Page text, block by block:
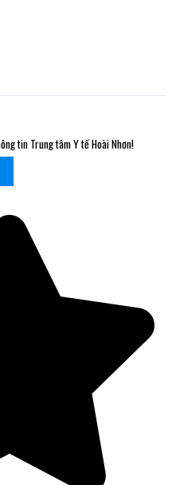
Trung tâm Y tế Hoài Nhơn!